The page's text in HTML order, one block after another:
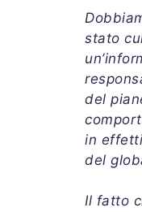
stato
del
in
del
Il fatto